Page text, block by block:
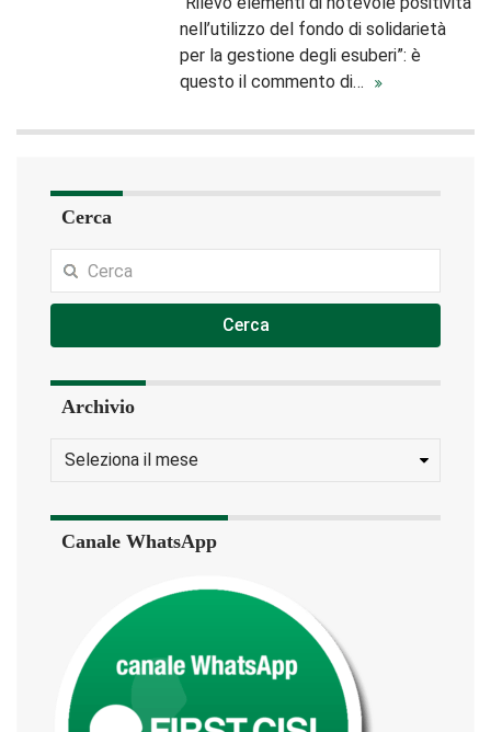
nell’utilizzo del fondo di solidarietà
per la gestione degli esuberi”: è
questo il commento di…
Cerca
Cerca
Archivio
Canale WhatsApp